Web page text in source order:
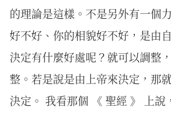
的理論是這樣。不是另外有一個
好不好、你的相貌好不好，是由
決定有什麼好處呢？就可以調整
整。若是說是由上帝來決定，那
決定。 我看那個 《 聖經 》 上說